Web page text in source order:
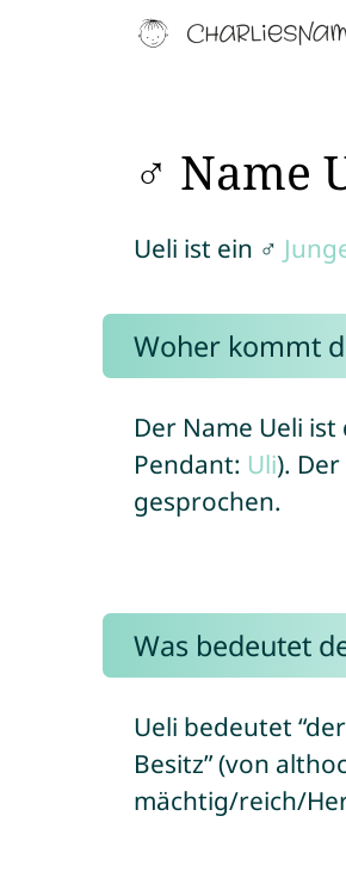
♂ Name
Ueli ist ein ♂
Woher kommt
Der Name Ueli
Pendant: Uli).
gesprochen.
Was bedeutet
Ueli bedeutet
Besitz” (von
mächtig/reich/